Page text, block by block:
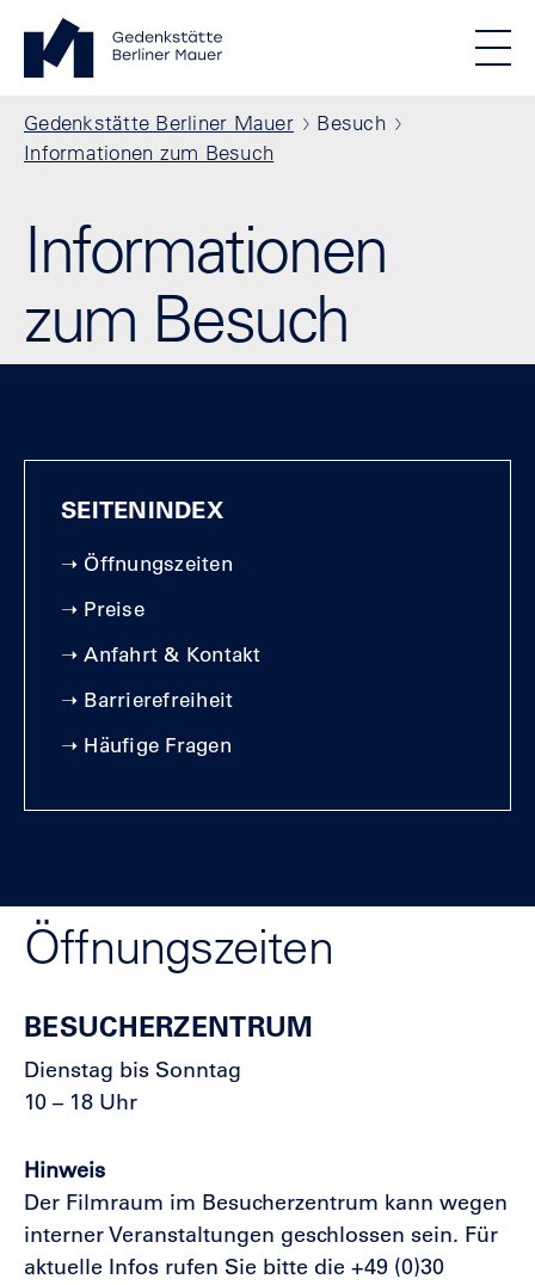
Direkt zum Inhalt
Standortmenu
Show locations
STIFTUNG BERLINER MAUER
Alle Standorte
Gedenkstätte Berliner Mauer Startseite
Pfadnavigation
Gedenkstätte Berliner Mauer
Besuch
Informationen zum Besuch
Informationen
zum Besuch
SEITENINDEX
➝ Öffnungszeiten
➝ Preise
➝ Anfahrt & Kontakt
➝ Barrierefreiheit
➝ Häufige Fragen
Öffnungszeiten
BESUCHERZENTRUM
Dienstag bis Sonntag
10 – 18 Uhr
Hinweis
Der Filmraum im Besucherzentrum kann wegen
interner Veranstaltungen geschlossen sein. Für
aktuelle Infos rufen Sie bitte die +49 (0)30